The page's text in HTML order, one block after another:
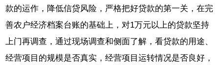
款的运作，降低信贷风险，严格把好贷款的第一关，在完
善农户经济档案台账的基础上，对1万元以上的贷款坚持
上门再调查，通过现场调查和侧面了解，看贷款的用途、
经营项目的规模是否真实，经营项目运转情况是否良好，